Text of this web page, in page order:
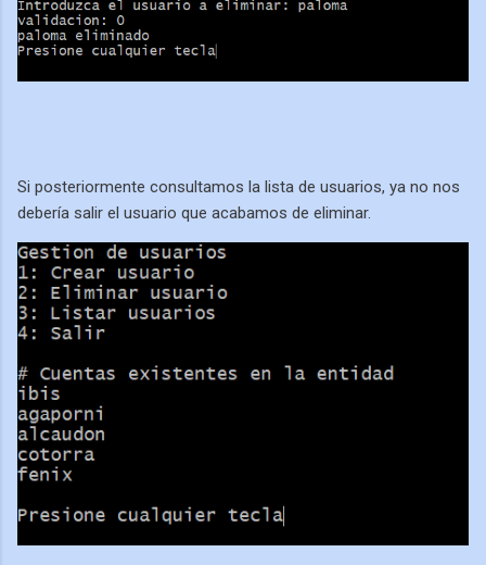
Si posteriormente consultamos la lista de usuarios, ya no nos
debería salir el usuario que acabamos de eliminar.